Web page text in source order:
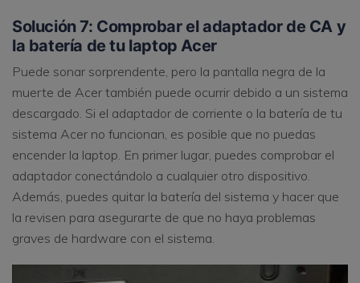
Solución 7: Comprobar el adaptador de CA y
la batería de tu laptop Acer
Puede sonar sorprendente, pero la pantalla negra de la
muerte de Acer también puede ocurrir debido a un sistema
descargado. Si el adaptador de corriente o la batería de tu
sistema Acer no funcionan, es posible que no puedas
encender la laptop. En primer lugar, puedes comprobar el
adaptador conectándolo a cualquier otro dispositivo.
Además, puedes quitar la batería del sistema y hacer que
la revisen para asegurarte de que no haya problemas
graves de hardware con el sistema.